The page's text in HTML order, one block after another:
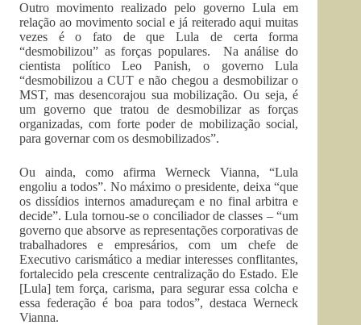
Outro movimento realizado pelo governo Lula em
relação ao movimento social e já reiterado aqui muitas
vezes é o fato de que Lula de certa forma
“desmobilizou” as forças populares. Na análise do
cientista político Leo Panish, o governo Lula
“desmobilizou a CUT e não chegou a desmobilizar o
MST, mas desencorajou sua mobilização. Ou seja, é
um governo que tratou de desmobilizar as forças
organizadas, com forte poder de mobilização social,
para governar com os desmobilizados”.
Ou ainda, como afirma Werneck Vianna, “Lula
engoliu a todos”. No máximo o presidente, deixa “que
os dissídios internos amadureçam e no final arbitra e
decide”. Lula tornou-se o conciliador de classes – “um
governo que absorve as representações corporativas de
trabalhadores e empresários, com um chefe de
Executivo carismático a mediar interesses conflitantes,
fortalecido pela crescente centralização do Estado. Ele
[Lula] tem força, carisma, para segurar essa colcha e
essa federação é boa para todos”, destaca Werneck
Vianna.